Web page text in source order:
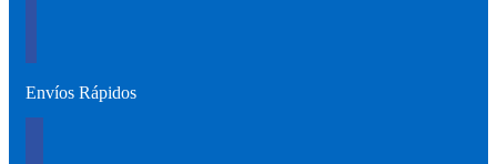
Envíos Rápidos